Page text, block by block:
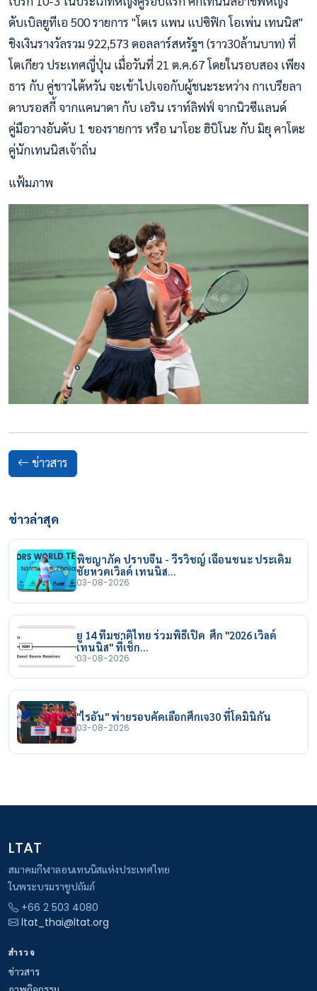
ดับเบิลยูทีเอ 500 รายการ "โตเร แพน แปซิฟิก โอเพ่น เทนนิส"
ชิงเงินรางวัลรวม 922,573 ดอลลาร์สหรัฐฯ (ราว30ล้านบาท) ที่
โตเกียว ประเทศญี่ปุ่น เมื่อวันที่ 21 ต.ค.67 โดยในรอบสอง เพียง
ธาร กับ คู่ชาวไต้หวัน จะเข้าไปเจอกับผู้ชนะระหว่าง กาเบรียลา
ดาบรอสกี้ จากแคนาดา กับ เอริน เราท์ลิฟฟ์ จากนิวซีแลนด์
คู่มือวางอันดับ 1 ของรายการ หรือ นาโอะ ฮิบิโนะ กับ มิยุ คาโตะ
คู่นักเทนนิสเจ้าถิ่น
แฟ้มภาพ
ข่าวสาร
ข่าวล่าสุด
พิชญาภัค ปราบจีน - วีรวิชญ์ เฉือนชนะ ประเดิม
ชัยหวดเวิลด์ เทนนิส…
03-08-2026
ยู 14 ทีมชาติไทย ร่วมพิธีเปิด ศึก "2026 เวิลด์
เทนนิส" ที่เช็ก…
03-08-2026
"ไรอัน" พ่ายรอบคัดเลือกศึกเจ30 ที่โดมินิกัน
03-08-2026
LTAT
สมาคมกีฬาลอนเทนนิสแห่งประเทศไทย
ในพระบรมราชูปถัมภ์
+66 2 503 4080
ltat_thai@ltat.org
สำรวจ
ข่าวสาร